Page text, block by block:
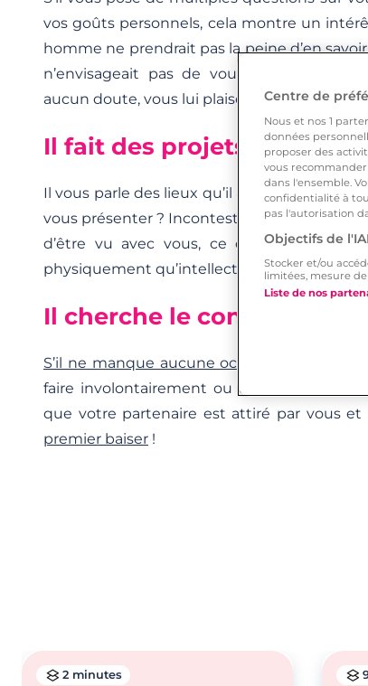
vos goûts personnels, cela montre un
homme ne prendrait pas la peine d’en
n’envisageait pas de vous revoir. S’il
aucun doute, vous lui plaisez vraiment !
Il fait des projets
Il vous parle des lieux qu’il aimerait vous
vous présenter ? Incontestablement, il a
d’être vu avec vous, ce qui révélera
physiquement qu’intellectuellement.
Il cherche le contact
S’il ne manque aucune occasion de frôler
faire involontairement ou de toucher votre
que votre partenaire est attiré par vous et
premier baiser !
2 minutes
Centre de
Nous et nos 1
données
proposer des
vous
dans l'ensemble.
confidentialité à
pas l'autorisation
Objectifs de
Stocker et/ou
limitées, mesure
Liste de nos